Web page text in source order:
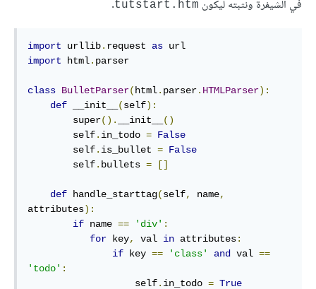
في الشيفرة ونثبته ليكون tutstart.htm
.
import urllib. request as
import html. parser
class BulletParser(html. parser. HTMLParser):
def __init__ (self):
        super
(). __init__
()
        self
. in_todo = False
        self
. is_bullet = False
        self
. bullets = []
def handle_starttag(self, name,
attributes):
if name == 'div' :
for key, val in attributes:
if key == 'class' and val ==
'todo' :
                   self
. in_todo = True